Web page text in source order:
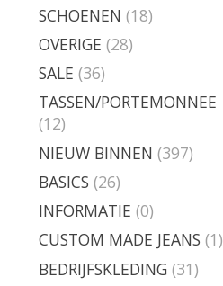
SCHOENEN (18)
OVERIGE (28)
SALE (36)
TASSEN/PORTEMONNEE
(12)
NIEUW BINNEN (397)
BASICS (26)
INFORMATIE (0)
CUSTOM MADE JEANS (1)
BEDRIJFSKLEDING (31)